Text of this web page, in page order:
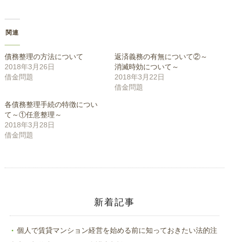
で
開
き
ま
関連
債務整理の方法について
2018年3月26日
借金問題
返済義務の有無について②～
消滅時効について～
2018年3月22日
借金問題
各債務整理手続の特徴につい
て～①任意整理～
2018年3月28日
借金問題
新着記事
個人で賃貸マンション経営を始める前に知っておきたい法的注